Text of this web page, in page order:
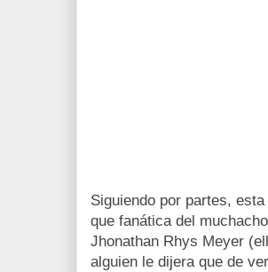
Siguiendo por partes,
que fanática del
Jhonathan Rhys Meyer
alguien le dijera que de